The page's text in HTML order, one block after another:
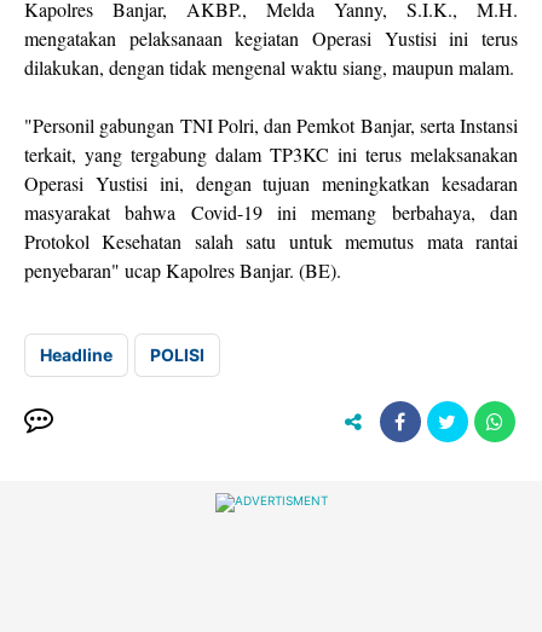
Kapolres Banjar, AKBP., Melda Yanny, S.I.K., M.H.
mengatakan pelaksanaan kegiatan Operasi Yustisi ini terus
dilakukan, dengan tidak mengenal waktu siang, maupun malam.
"Personil gabungan TNI Polri, dan Pemkot Banjar, serta Instansi
terkait, yang tergabung dalam TP3KC ini terus melaksanakan
Operasi Yustisi ini, dengan tujuan meningkatkan kesadaran
masyarakat bahwa Covid-19 ini memang berbahaya, dan
Protokol Kesehatan salah satu untuk memutus mata rantai
penyebaran" ucap Kapolres Banjar. (BE).
Headline POLISI